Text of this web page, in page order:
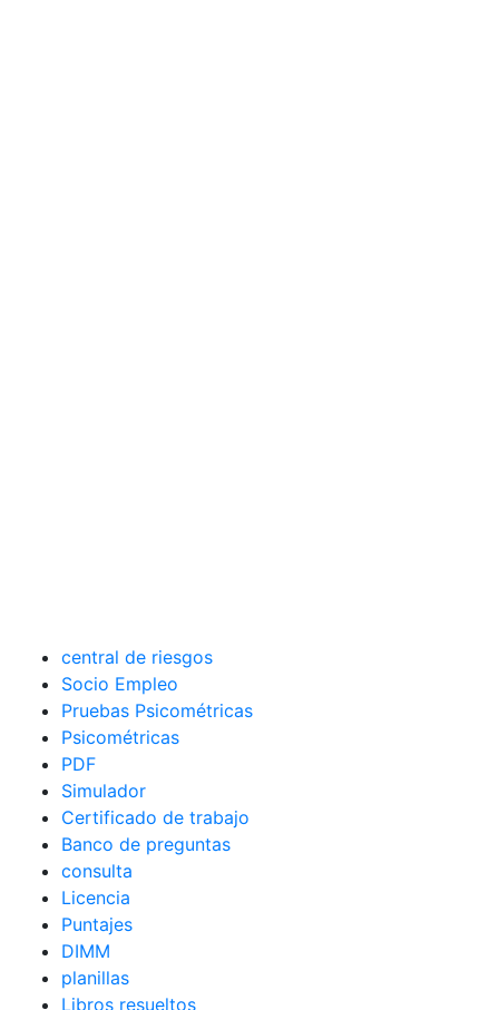
central de riesgos
Socio Empleo
Pruebas Psicométricas
Psicométricas
PDF
Simulador
Certificado de trabajo
Banco de preguntas
consulta
Licencia
Puntajes
DIMM
planillas
Libros resueltos